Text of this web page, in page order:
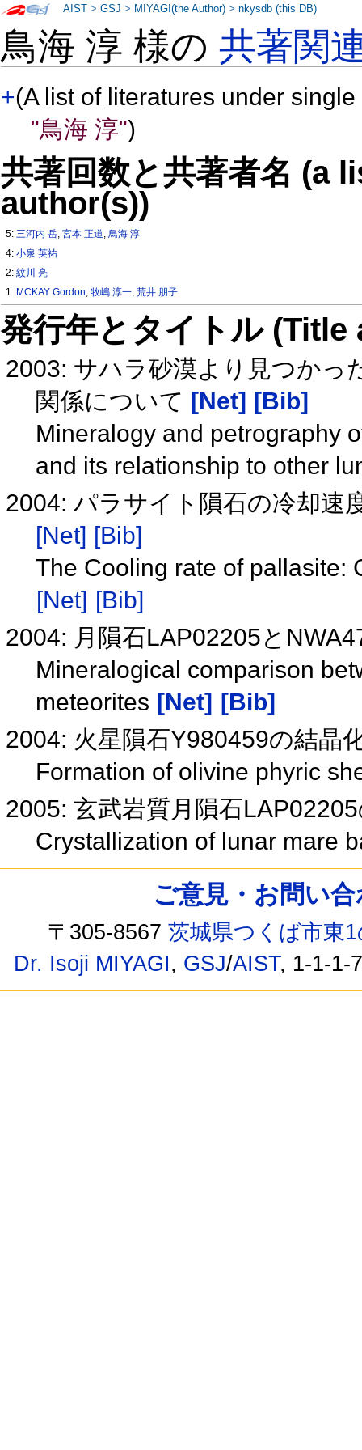
鳥海 淳 様の共著関
+(A list of literatures under
"鳥海 淳")
共著回数と共著者名 (a
author(s))
5:三河内 岳,宮本 正道,鳥海 淳
4:小泉 英祐
2:紋川 亮
1: MCKAY Gordon,牧嶋 淳一,荒井 朋子
発行年とタイトル
2003: サハラ砂漠より見つかっ
関係について [Net] [Bib]
Mineralogy and petrography
and its relationship to other
2004: パラサイト隕石の冷却速
[Net] [Bib]
The Cooling rate of pallasite:
[Net] [Bib]
2004: 月隕石LAP02205と
Mineralogical comparison
meteorites [Net]
[Bib]
2004: 火星隕石Y980459の結晶
Formation of olivine phyric
2005: 玄武岩質月隕石
Crystallization of lunar mare
AIST >GSJ > MIYAGI(the Author) >nkysdb (this DB)
ご意見・お問い
〒305-8567茨城県つくば市東
Dr. Isoji MIYAGI, GSJ/AIST, 1-1-1-